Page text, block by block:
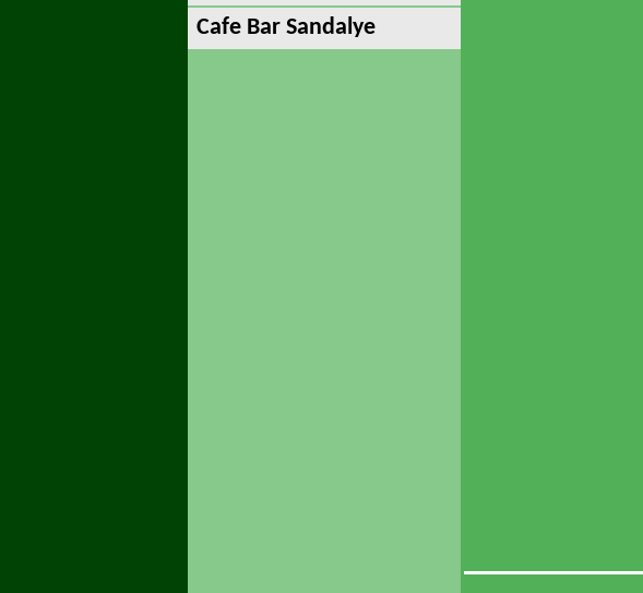
Cafe Bar Sandalye